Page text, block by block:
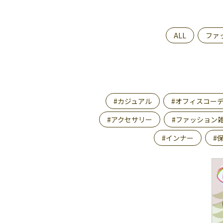
ALL ファ
#カジュアル #オフィスコー
#アクセサリー
#ファッション
#インナー
#